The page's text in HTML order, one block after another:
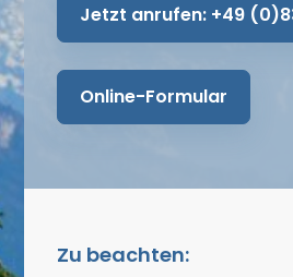
Jetzt anrufen: +49
Online-Formular
Zu beachten: